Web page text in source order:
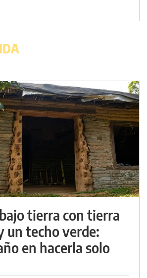
tierra con tierra
un techo verde:
en hacerla solo